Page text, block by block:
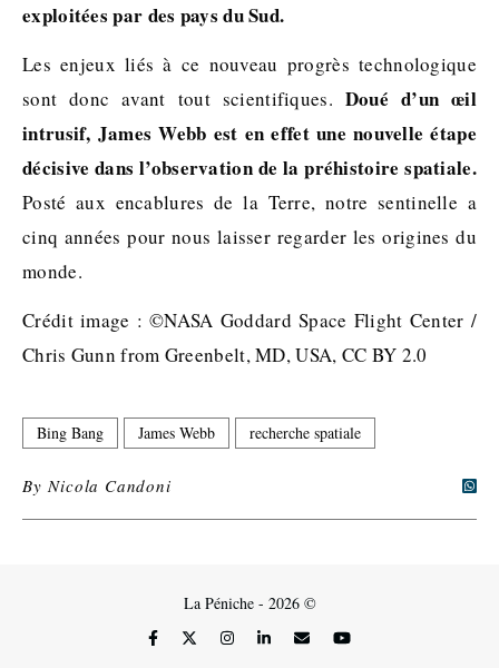
exploitées par des pays du Sud.
Les enjeux liés à ce nouveau progrès technologique
sont donc avant tout scientifiques. Doué d’un œil
intrusif, James Webb est en effet une nouvelle étape
décisive dans l’observation de la préhistoire spatiale.
Posté aux encablures de la Terre, notre sentinelle a
cinq années pour nous laisser regarder les origines du
monde.
Crédit image : ©NASA Goddard Space Flight Center /
Chris Gunn from Greenbelt, MD, USA, CC BY 2.0
Bing Bang James Webb recherche spatiale
ByNicola Candoni
La Péniche - 2026 ©